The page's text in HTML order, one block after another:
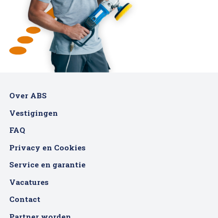
Over ABS
Vestigingen
FAQ
Privacy en Cookies
Service en garantie
Vacatures
Contact